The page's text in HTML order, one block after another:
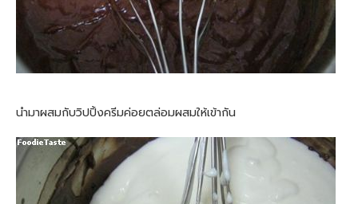
นำมาผสมกับวิปปิ้งครีมค่อยตล่อมผสมให้เข้ากัน